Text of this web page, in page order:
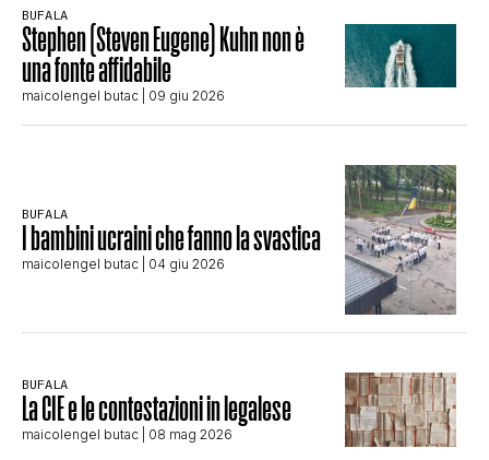
BUFALA
Stephen (Steven Eugene) Kuhn non è
una fonte affidabile
maicolengel butac | 09 giu 2026
BUFALA
I bambini ucraini che fanno la svastica
maicolengel butac | 04 giu 2026
BUFALA
La CIE e le contestazioni in legalese
maicolengel butac | 08 mag 2026